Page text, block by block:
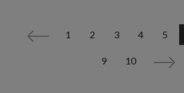
< 1 2 3 4 5
9 10 >